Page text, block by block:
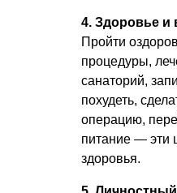
4. Здоровье и
Пройти
процедуры,
санаторий,
похудеть,
операцию,
питание — эти
здоровья.